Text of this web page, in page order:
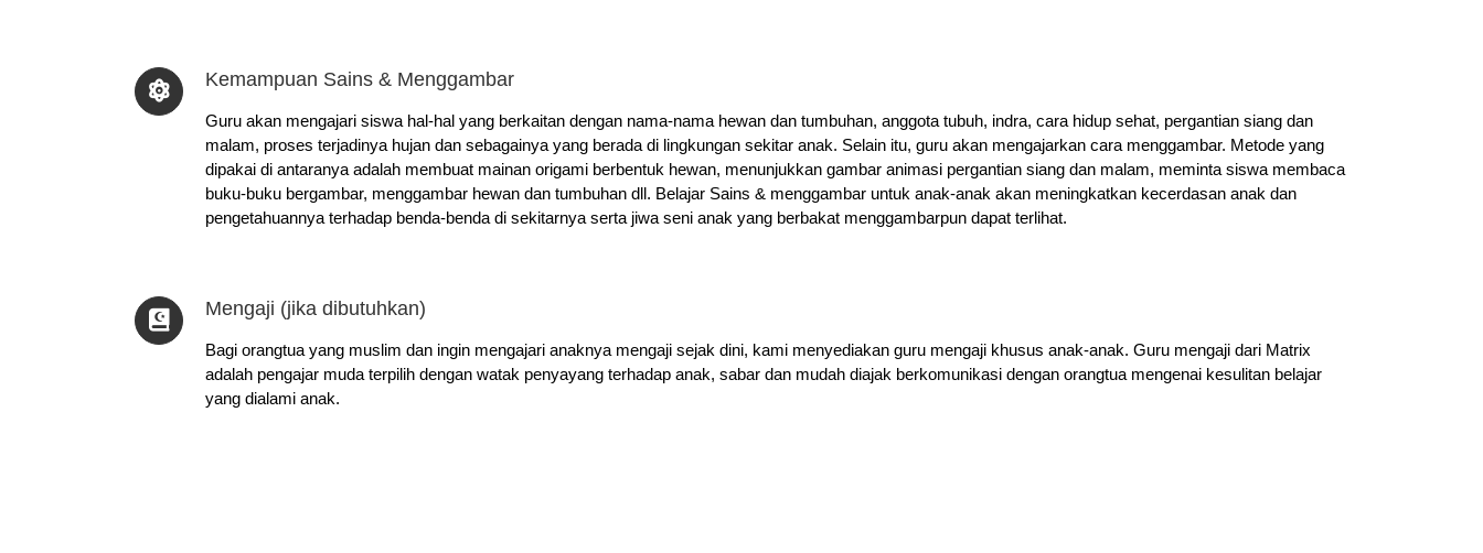
Kemampuan Sains & Menggambar
Guru akan mengajari siswa hal-hal yang berkaitan dengan nama-nama hewan dan tumbuhan, anggota tubuh, indra, cara hidup sehat, pergantian siang dan
malam, proses terjadinya hujan dan sebagainya yang berada di lingkungan sekitar anak. Selain itu, guru akan mengajarkan cara menggambar. Metode yang
dipakai di antaranya adalah membuat mainan origami berbentuk hewan, menunjukkan gambar animasi pergantian siang dan malam, meminta siswa membaca
buku-buku bergambar, menggambar hewan dan tumbuhan dll. Belajar Sains & menggambar untuk anak-anak akan meningkatkan kecerdasan anak dan
pengetahuannya terhadap benda-benda di sekitarnya serta jiwa seni anak yang berbakat menggambarpun dapat terlihat.
Mengaji (jika dibutuhkan)
Bagi orangtua yang muslim dan ingin mengajari anaknya mengaji sejak dini, kami menyediakan guru mengaji khusus anak-anak. Guru mengaji dari Matrix
adalah pengajar muda terpilih dengan watak penyayang terhadap anak, sabar dan mudah diajak berkomunikasi dengan orangtua mengenai kesulitan belajar
yang dialami anak.